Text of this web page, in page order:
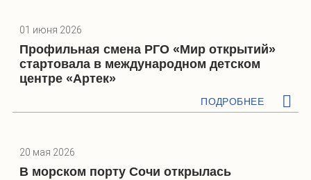
01 июня 2026
Профильная смена РГО «Мир открытий»
стартовала в международном детском
центре «Артек»
ПОДРОБНЕЕ
20 мая 2026
В морском порту Сочи открылась